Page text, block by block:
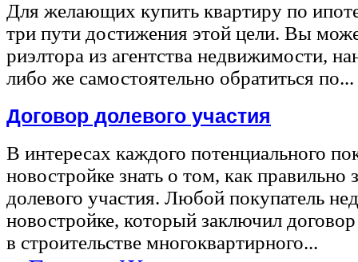
Для желающих купить квартиру по
три пути достижения этой цели. Вы
риэлтора из агентства недвижимости,
либо же самостоятельно обратиться по...
Договор долевого участия
В интересах каждого потенциального
новостройке знать о том, как правильно
долевого участия. Любой покупатель
новостройке, который заключил
в строительстве многоквартирного...